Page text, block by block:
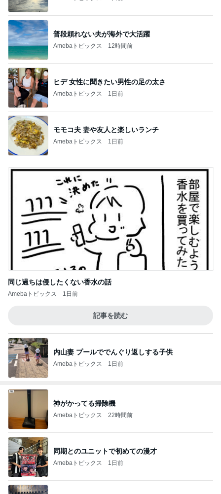
普段頼れない夫が海外で大活躍
Amebaトピックス 12時間前
ヒデ 女性に聞きたい男性の足の太さ
Amebaトピックス 1日前
モモコ夫 妻や友人と楽しいランチ
Amebaトピックス 1日前
同じ過ちは侵したくない香水の話
Amebaトピックス 1日前
記事を読む
内山妻 プールででんぐり返しする子供
Amebaトピックス 1日前
神がかってる掃除機
Amebaトピックス 22時間前
同期とのユニットで初めての漫才
Amebaトピックス 1日前